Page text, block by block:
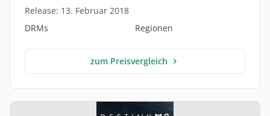
Release: 13. Februar 2018
DRMs
Regionen
zum Preisvergleich